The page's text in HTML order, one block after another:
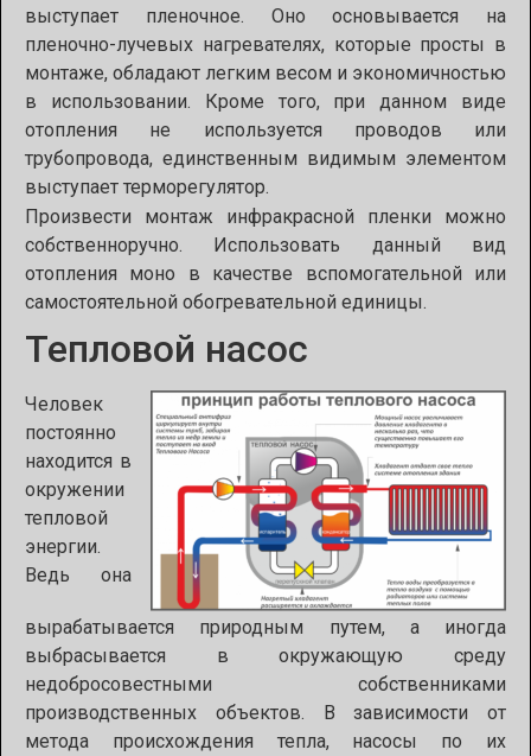
выступает пленочное. Оно основывается на
пленочно-лучевых нагревателях, которые просты в
монтаже, обладают легким весом и экономичностью
в использовании. Кроме того, при данном виде
отопления не используется проводов или
трубопровода, единственным видимым элементом
выступает терморегулятор.
Произвести монтаж инфракрасной пленки можно
собственноручно. Использовать данный вид
отопления моно в качестве вспомогательной или
самостоятельной обогревательной единицы.
Тепловой насос
Человек
постоянно
находится в
окружении
тепловой
энергии.
Ведь она
вырабатывается природным путем, а иногда
выбрасывается в окружающую среду
недобросовестными собственниками
производственных объектов. В зависимости от
метода происхождения тепла, насосы по их